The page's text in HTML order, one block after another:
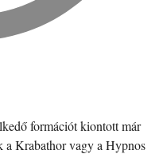
formációt kiontott már
a Krabathor vagy a Hypnos